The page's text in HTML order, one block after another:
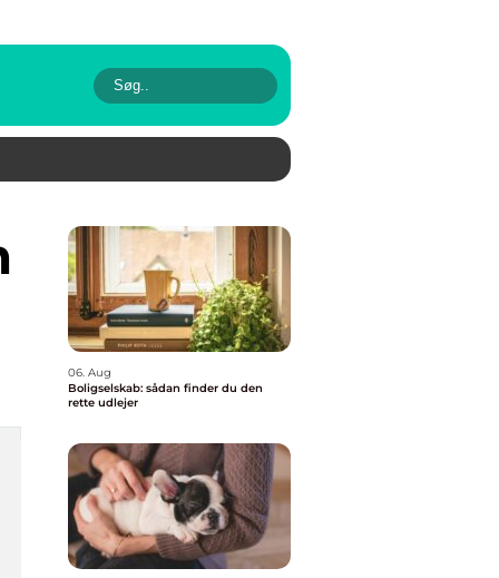
06. Aug
Boligselskab: sådan finder du den
rette udlejer